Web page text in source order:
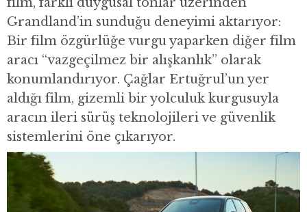
Grandland’in sunduğu deneyimi aktarıyor:
Bir film özgürlüğe vurgu yaparken diğer film
aracı “vazgeçilmez bir alışkanlık” olarak
konumlandırıyor. Çağlar Ertuğrul’un yer
aldığı film, gizemli bir yolculuk kurgusuyla
aracın ileri sürüş teknolojileri ve güvenlik
sistemlerini öne çıkarıyor.